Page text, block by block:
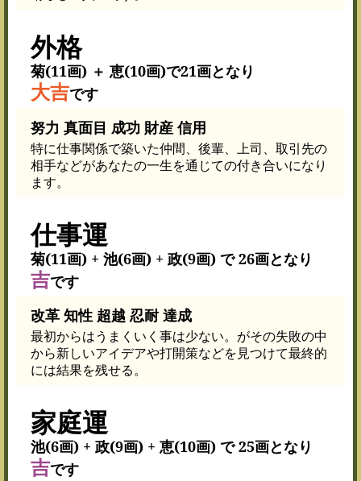
外格
菊(11画) ＋ 恵(10画)で21画となり
大吉です
努力 真面目 成功 財産 信用
特に仕事関係で築いた仲間、後輩、上司、取引先の
相手などがあなたの一生を通じての付き合いになり
ます。
仕事運
菊(11画) + 池(6画) + 政(9画) で 26画となり
吉です
改革 知性 超越 忍耐 達成
最初からはうまくいく事は少ない。がその失敗の中
から新しいアイデアや打開策などを見つけて最終的
には結果を残せる。
家庭運
池(6画) + 政(9画) + 恵(10画) で 25画となり
吉です